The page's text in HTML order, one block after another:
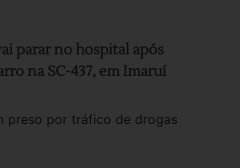
parar no hospital após
na SC-437, em Imaruí